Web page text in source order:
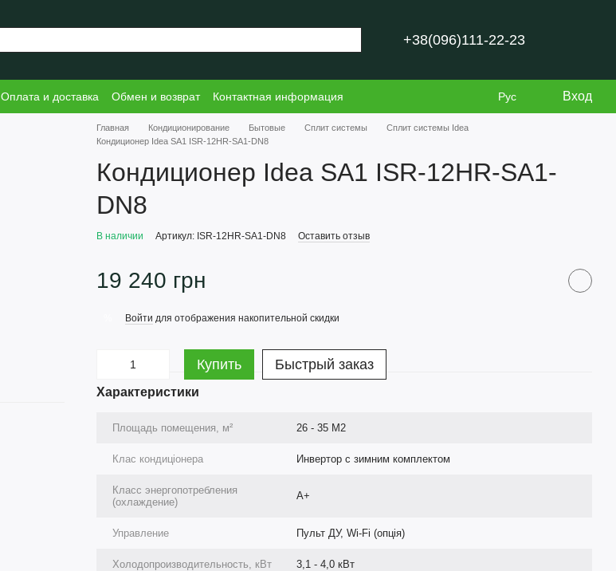
+38(096)111-22-23
Оплата и доставка Обмен и возврат
Контактная информация
Рус Вход
Главная Кондиционирование Бытовые Сплит системы
Сплит системы Idea
Кондиционер Idea SA1 ISR-12HR-SA1-DN8
Кондиционер Idea SA1 ISR-12HR-SA1-
DN8
В наличии Артикул: ISR-12HR-SA1-DN8 Оставить отзыв
19 240 грн
Войти для отображения накопительной скидки
Купить Быстрый заказ
Характеристики
Площадь помещения, м² 26 - 35 М2
Клас кондиціонера Инвертор с зимним комплектом
Класс энергопотребления
(охлаждение)
A+
Управление Пульт ДУ, Wi-Fi (опція)
Холодопроизводительность, кВт 3,1 - 4,0 кВт